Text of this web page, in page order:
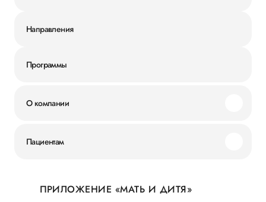
Направления
Программы
О компании
Новости
Пациентам
Личный кабинет
ПРИЛОЖЕНИЕ «МАТЬ И ДИТЯ»